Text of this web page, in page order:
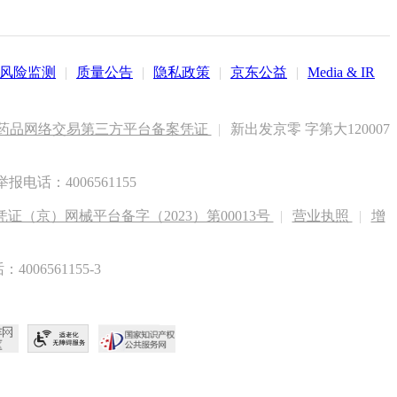
风险监测 | 质量公告 | 隐私政策 | 京东公益 | Media & IR
品网络交易第三方平台备案凭证 |
新出发京零 字第大120007
报电话：4006561155
证（京）网械平台备字（2023）第00013号 | 营业执照 |
增
4006561155-3